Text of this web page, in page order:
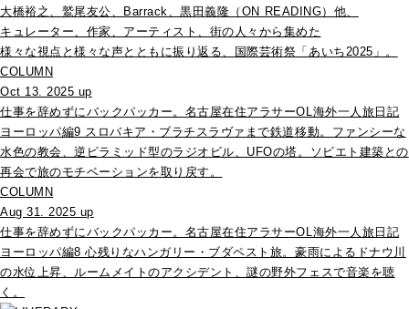
大橋裕之、鷲尾友公、Barrack、黒田義隆（ON READING）他、
キュレーター、作家、アーティスト、街の人々から集めた
様々な視点と様々な声とともに振り返る、国際芸術祭「あいち2025」。
COLUMN
Oct 13. 2025 up
仕事を辞めずにバックパッカー。名古屋在住アラサーOL海外一人旅日記
ヨーロッパ編9 スロバキア・ブラチスラヴァまで鉄道移動。ファンシーな
水色の教会、逆ピラミッド型のラジオビル、UFOの塔。ソビエト建築との
再会で旅のモチベーションを取り戻す。
COLUMN
Aug 31. 2025 up
仕事を辞めずにバックパッカー。名古屋在住アラサーOL海外一人旅日記
ヨーロッパ編8 心残りなハンガリー・ブダペスト旅。豪雨によるドナウ川
の水位上昇、ルームメイトのアクシデント、謎の野外フェスで音楽を聴
く。